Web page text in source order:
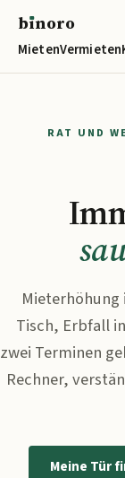
bınoro
MietenVermieten
RAT UND
Tisch, Erbfall
zwei Terminen
Rechner,
Meine Tür